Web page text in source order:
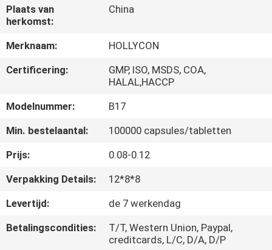
OVER
ONS
FABRIEKSREIS
KWALITEITSCONTROLE
CONTACTEER
ONS
NIEUWS
Plaats van
herkomst:
China
Merknaam:
HOLLYCON
Certificering:
GMP, ISO, MSDS, COA,
HALAL,HACCP
Modelnummer:
B17
Min. bestelaantal:
100000 capsules/tabletten
Prijs:
0.08-0.12
Verpakking Details:
12*8*8
Levertijd:
de 7 werkendag
Betalingscondities:
T/T, Western Union, Paypal,
creditcards, L/C, D/A, D/P